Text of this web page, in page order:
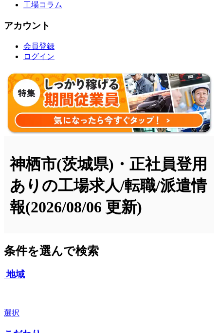
工場コラム
アカウント
会員登録
ログイン
神栖市(茨城県)・正社員登用
ありの工場求人/転職/派遣情
報(2026/08/06 更新)
条件を選んで検索
地域
選択